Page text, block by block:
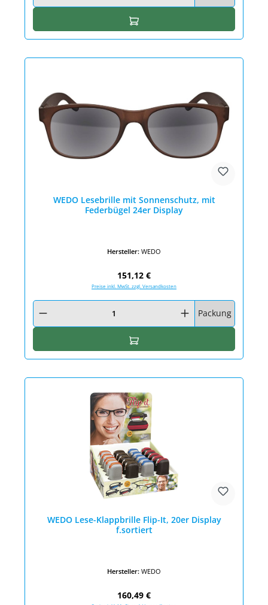
In den Warenkorb
WEDO Lesebrille mit Sonnenschutz, mit
Federbügel 24er Display
Hersteller: WEDO
Regulärer Preis:
151,12 €
Preise inkl. MwSt. zzgl. Versandkosten
Produkt Anzahl: Gib den gewünschten Wert ein oder benutze die
Packung
In den Warenkorb
WEDO Lese-Klappbrille Flip-It, 20er Display
f.sortiert
Hersteller: WEDO
Regulärer Preis:
160,49 €